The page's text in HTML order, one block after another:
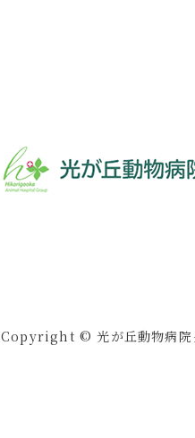
Copyright © 光が丘動物病